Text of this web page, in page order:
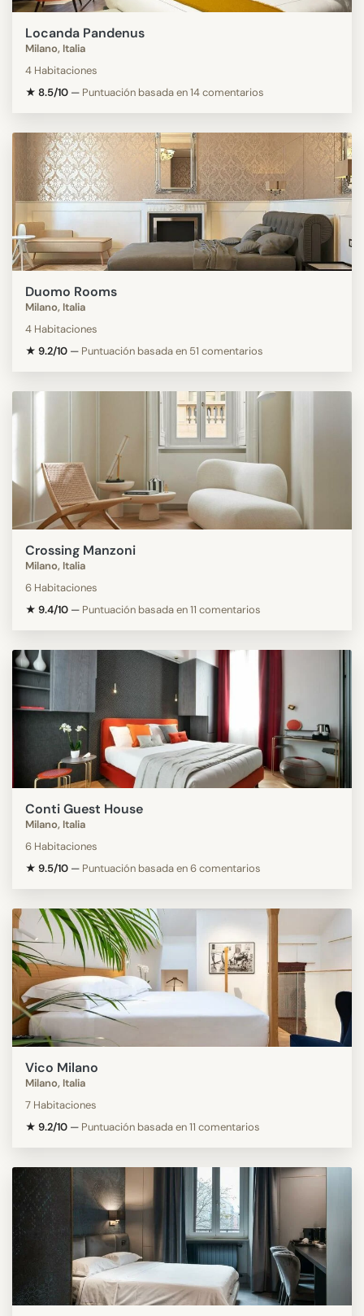
Locanda Pandenus
Milano, Italia
4 Habitaciones
★ 8.5/10 — Puntuación basada en 14 comentarios
Duomo Rooms
Milano, Italia
4 Habitaciones
★ 9.2/10 — Puntuación basada en 51 comentarios
Crossing Manzoni
Milano, Italia
6 Habitaciones
★ 9.4/10 — Puntuación basada en 11 comentarios
Conti Guest House
Milano, Italia
6 Habitaciones
★ 9.5/10 — Puntuación basada en 6 comentarios
Vico Milano
Milano, Italia
7 Habitaciones
★ 9.2/10 — Puntuación basada en 11 comentarios